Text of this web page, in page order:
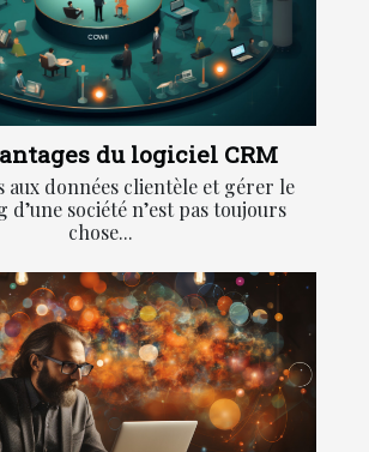
du logiciel CRM
aux données clientèle et gérer le
société n’est pas toujours
chose...